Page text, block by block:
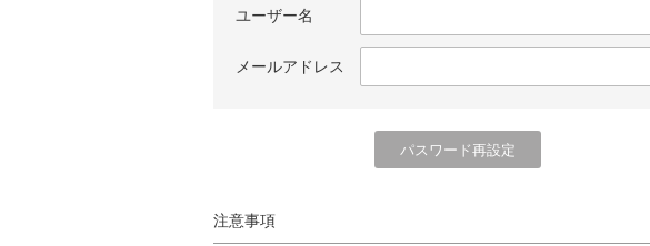
ユーザー名
メールアドレス
注意事項